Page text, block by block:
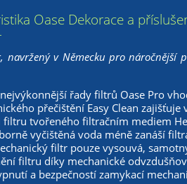
Oase Dekorace a
v Německu pro náročnější
řady filtrů Oase Pro
přečištění Easy Clean
filtru tvořeného filtračním mediem
vyčištěná voda méně zanáší
filtr pouze vysouvá,
filtru díky mechanické
a bezpečností zamykací